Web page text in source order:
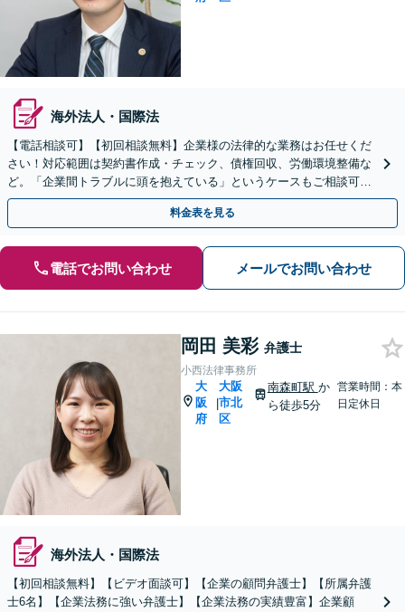
海外法人・国際法
【電話相談可】【初回相談無料】企業様の法律的な業務はお任せくだ
さい！対応範囲は契約書作成・チェック、債権回収、労働環境整備な
ど。「企業間トラブルに頭を抱えている」というケースもご相談可能
です【Zooｍ相談可】【完全個室】【大阪天満宮駅すぐ】
料金表を見る
電話でお問い合わせ メールでお問い合わせ
岡田 美彩 弁護士
小西法律事務所
大
阪
府
|
大阪
市北
区
南森町駅 か
ら徒歩5分
営業時間：本
日定休日
海外法人・国際法
【初回相談無料】【ビデオ面談可】【企業の顧問弁護士】【所属弁護
士6名】【企業法務に強い弁護士】【企業法務の実績豊富】企業顧